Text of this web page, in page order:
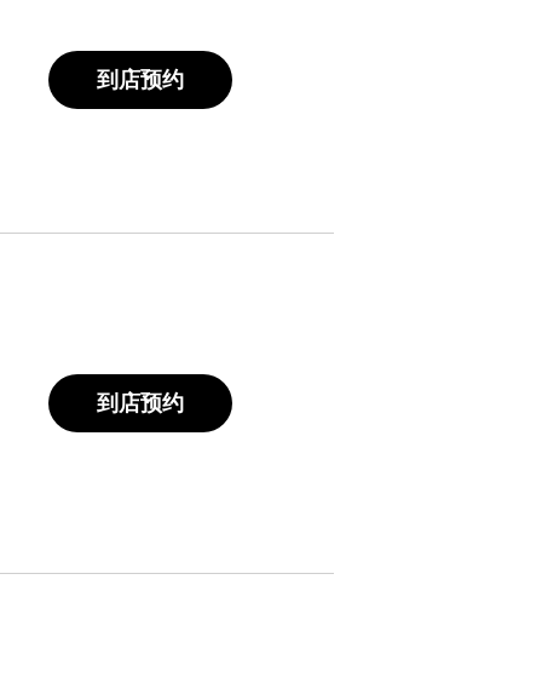
到店预约
到店预约